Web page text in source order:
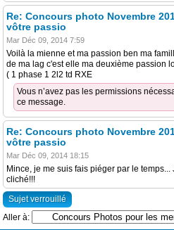
Re: Concours photo Novembre
vôtre passio
Mar Déc 09, 2014 7:59
Voilà la mienne et ma passion ben ma
de ma lag c'est elle ma deuxième passion
( 1 phase 1 2l2 td RXE
Vous n’avez pas les permissions
ce message.
Re: Concours photo Novembre
vôtre passio
Mar Déc 09, 2014 18:15
Mince, je me suis fais piéger par le
cliché!!!
Sujet verrouillé
Aller à: